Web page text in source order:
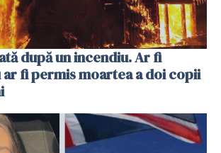
după un incendiu. Ar fi
fi permis moartea a doi copii